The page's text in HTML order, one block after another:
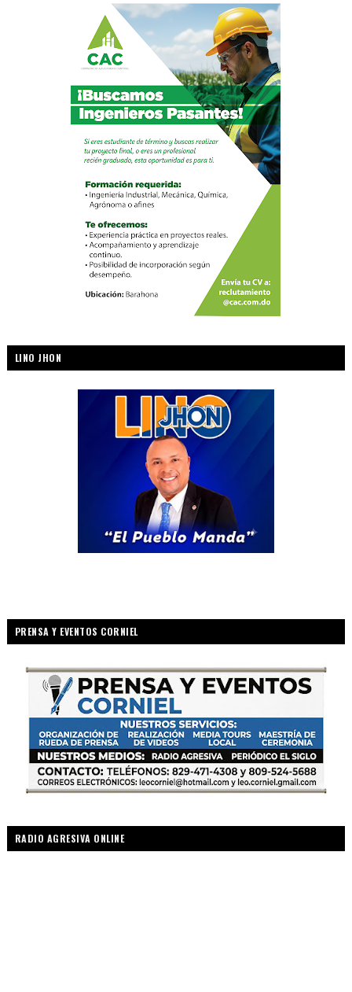
LINO JHON
PRENSA Y EVENTOS CORNIEL
RADIO AGRESIVA ONLINE